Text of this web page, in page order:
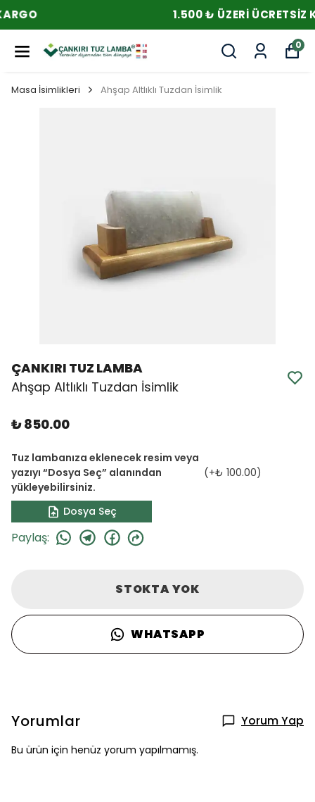
1.500 ₺ ÜZERI ÜCRETSIZ KARGO
0
Masa İsimlikleri Ahşap Altlıklı Tuzdan İsimlik
ÇANKIRI TUZ LAMBA
Ahşap Altlıklı Tuzdan İsimlik
₺ 850.00
Tuz lambanıza eklenecek resim veya
yazıyı “Dosya Seç” alanından
yükleyebilirsiniz.
(+₺ 100.00)
Dosya Seç
Paylaş:
STOKTA YOK
WHATSAPP
Yorumlar Yorum Yap
Bu ürün için henüz yorum yapılmamış.